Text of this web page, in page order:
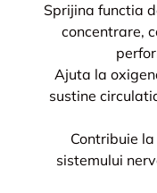
Sprijina functia
concentrare,
Ajuta la
sustine
Contribuie
sistemului